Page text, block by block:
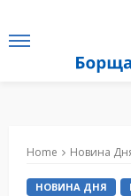
Home Новина
НОВИНА ДНЯ